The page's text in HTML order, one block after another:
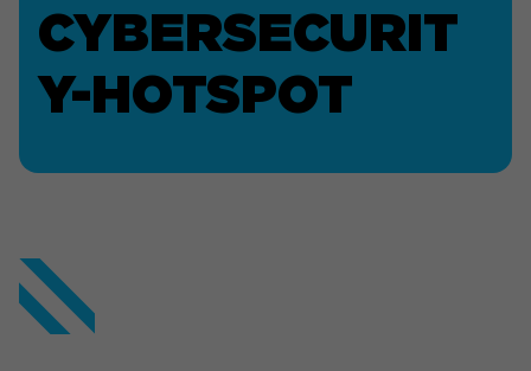
CYBERSECURIT
Y-HOTSPOT